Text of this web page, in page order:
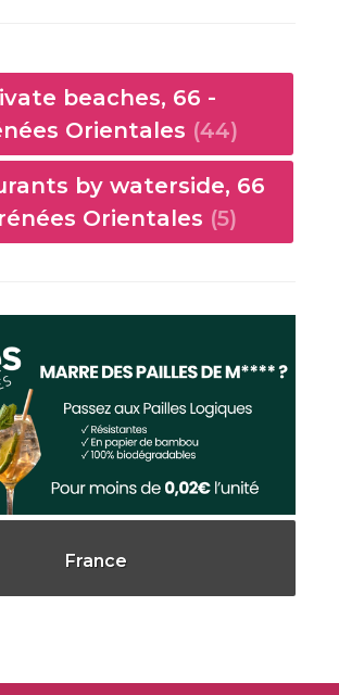
beaches, 66 -
Orientales (44)
by waterside, 66
Orientales (5)
France